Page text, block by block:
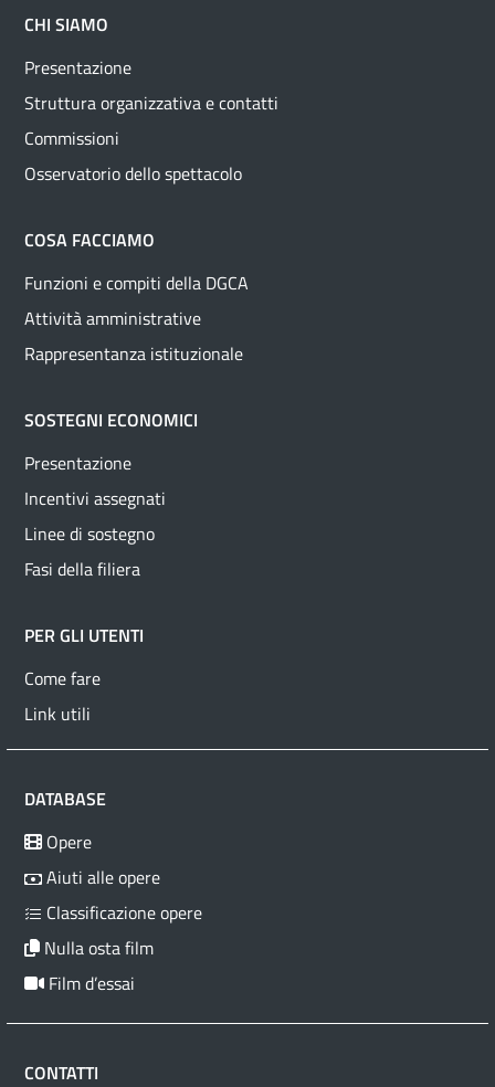
CHI SIAMO
Presentazione
Struttura organizzativa e contatti
Commissioni
Osservatorio dello spettacolo
COSA FACCIAMO
Funzioni e compiti della DGCA
Attività amministrative
Rappresentanza istituzionale
SOSTEGNI ECONOMICI
Presentazione
Incentivi assegnati
Linee di sostegno
Fasi della filiera
PER GLI UTENTI
Come fare
Link utili
DATABASE
Opere
Aiuti alle opere
Classificazione opere
Nulla osta film
Film d’essai
CONTATTI